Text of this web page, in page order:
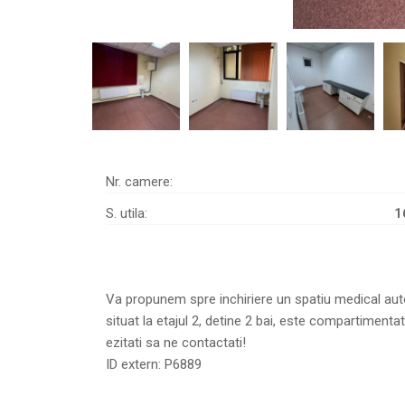
Nr. camere:
S. utila:
Va propunem spre inchiriere un spatiu medical
situat la etajul 2, detine 2 bai, este
ezitati sa ne contactati!
ID extern: P6889